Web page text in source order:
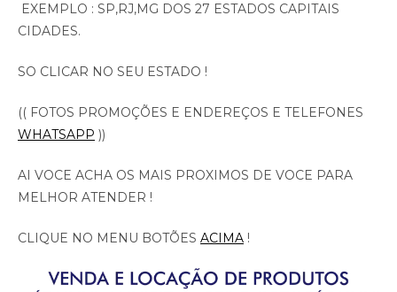
EXEMPLO : SP,RJ,MG DOS 27 ESTADOS CAPITAIS
CIDADES.
SO CLICAR NO SEU ESTADO !
(( FOTOS PROMOÇÕES E ENDEREÇOS E TELEFONES
WHATSAPP ))
AI VOCE ACHA OS MAIS PROXIMOS DE VOCE PARA
MELHOR ATENDER !
CLIQUE NO MENU BOTÕES ACIMA !